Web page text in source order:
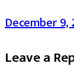
December 9,
Leave a